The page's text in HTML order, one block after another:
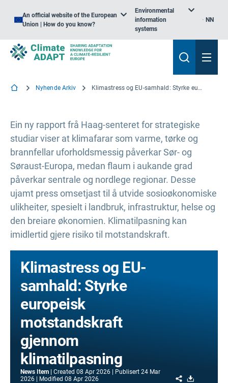
An official website of the European
Union | How do you know?
Environmental
information
systems
NN
Nyhende Arkiv Klimastress og EU-samhald: Styrke europeisk motstandskraft gjennom klimatilpasning
Ein ny rapport frå Haag-senteret for strategiske
studiar viser at klimafarar som varme, tørke og
brannfellar uforholdsmessig påverkar Sør- og
Søraust-Europa, medan flaum i aukande grad
påverkar sentrale og nordlege regionar. Desse
ujamt press omsetjast til å utvide sosioøkonomiske
ulikheiter, spesielt i landbruk, infrastruktur, helse og
den breiare økonomien. Klimatilpasning kan
imidlertid gjere risiko til motstandskraft.
Klimastress og EU-
samhald: Styrke
europeisk
motstandskraft
gjennom
klimatilpasning
News Item Created 08 Apr 2026 Publisert 24 Mar
2026
Modified 08 Apr 2026 Share